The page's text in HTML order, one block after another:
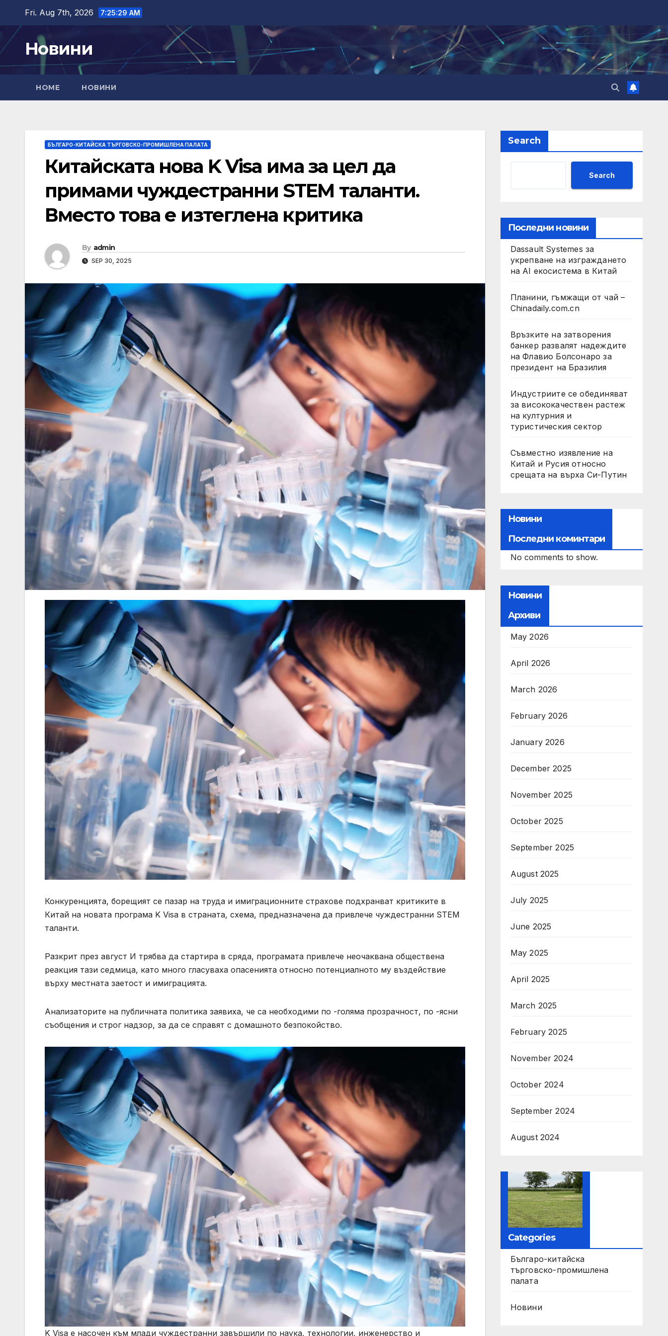
content
Fri. Aug 7th, 2026 7:25:31 AM
Новини
HOME НОВИНИ
БЪЛГАРО-КИТАЙСКА ТЪРГОВСКО-ПРОМИШЛЕНА ПАЛАТА
Китайската нова K Visa има за цел да
примами чуждестранни STEM таланти.
Вместо това е изтеглена критика
By admin
SEP 30, 2025
Конкуренцията, борещият се пазар на труда и имиграционните страхове подхранват критиките в
Китай на новата програма K Visa в страната, схема, предназначена да привлече чуждестранни STEM
таланти.
Разкрит през август И трябва да стартира в сряда, програмата привлече неочаквана обществена
реакция тази седмица, като много гласуваха опасенията относно потенциалното му въздействие
върху местната заетост и имиграцията.
Анализаторите на публичната политика заявиха, че са необходими по -голяма прозрачност, по -ясни
съобщения и строг надзор, за да се справят с домашното безпокойство.
K Visa е насочен към млади чуждестранни завършили по наука, технологии, инженерство и
Search
Search
Последни новини
Dassault Systemes за
укрепване на изграждането
на AI екосистема в Китай
Планини, гъмжащи от чай –
Chinadaily.com.cn
Връзките на затворения
банкер развалят надеждите
на Флавио Болсонаро за
президент на Бразилия
Индустриите се обединяват
за висококачествен растеж
на културния и
туристическия сектор
Съвместно изявление на
Китай и Русия относно
срещата на върха Си-Путин
Новини
Последни коминтари
No comments to show.
Новини
Архиви
May 2026
April 2026
March 2026
February 2026
January 2026
December 2025
November 2025
October 2025
September 2025
August 2025
July 2025
June 2025
May 2025
April 2025
March 2025
February 2025
November 2024
October 2024
September 2024
August 2024
Categories
Българо-китайска
търговско-промишлена
палата
Новини